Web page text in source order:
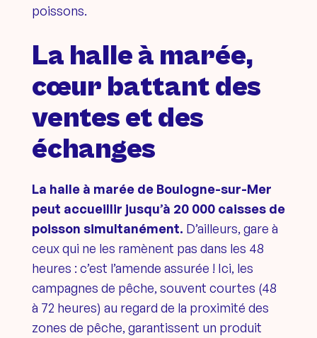
poissons.
La halle à marée,
cœur battant des
ventes et des
échanges
La halle à marée de Boulogne-sur-Mer
peut accueillir jusqu’à 20 000 caisses de
poisson simultanément. D’ailleurs, gare à
ceux qui ne les ramènent pas dans les 48
heures : c’est l’amende assurée ! Ici, les
campagnes de pêche, souvent courtes (48
à 72 heures) au regard de la proximité des
zones de pêche, garantissent un produit